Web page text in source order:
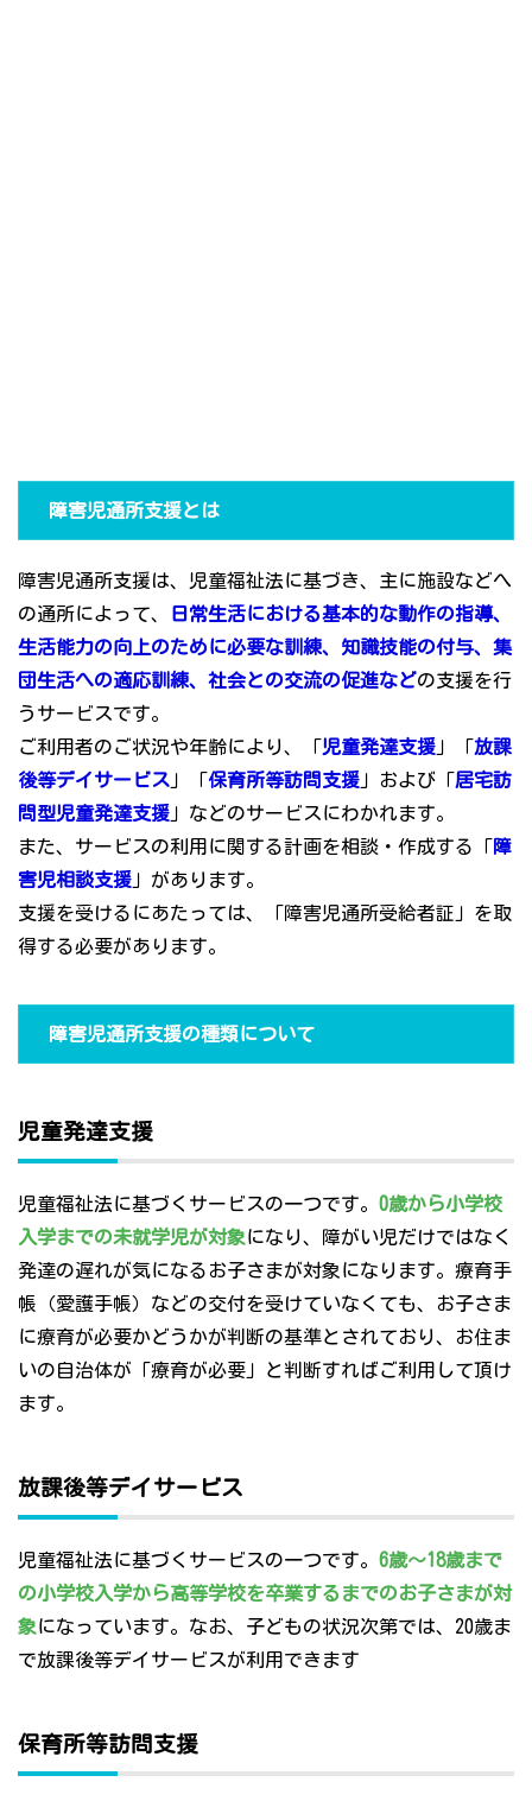
障害児通所支援とは
障害児通所支援は、児童福祉法に基づき、主に施設などへ
の通所によって、
日常生活における基本的な動作の指導、
生活能力の向上のために必要な訓練、知識技能の付与、集
団生活への適応訓練、社会との交流の促進などの支援を行
うサービスです。
ご利用者のご状況や年齢により、「児童発達支援 」「放課
後等デイサービス 」「保育所等訪問支援 」および「居宅訪
問型児童発達支援 」などのサービスにわかれます。
また、サービスの利用に関する計画を相談・作成する「障
害児相談支援 」があります。
支援を受けるにあたっては、「障害児通所受給者証」を取
得する必要があります。
障害児通所支援の種類について
児童発達支援
児童福祉法に基づくサービスの一つです。 0歳から小学校
入学までの未就学児が対象になり、障がい児だけではなく
発達の遅れが気になるお子さまが対象になります。療育手
帳（愛護手帳）などの交付を受けていなくても、お子さま
に療育が必要かどうかが判断の基準とされており、お住ま
いの自治体が「療育が必要」と判断すればご利用して頂け
ます。
放課後等デイサービス
児童福祉法に基づくサービスの一つです。 6歳～18歳まで
の小学校入学から高等学校を卒業するまでのお子さまが対
象になっています。なお、子どもの状況次第では、20歳ま
で放課後等デイサービスが利用できます
保育所等訪問支援